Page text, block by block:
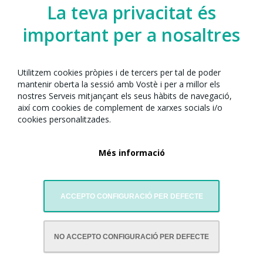
La teva privacitat és
important per a nosaltres
Utilitzem cookies pròpies i de tercers per tal de poder
mantenir oberta la sessió amb Vostè i per a millor els
nostres Serveis mitjançant els seus hàbits de navegació,
així com cookies de complement de xarxes socials i/o
cookies personalitzades.
Més informació
ACCEPTO CONFIGURACIÓ PER DEFECTE
NO ACCEPTO CONFIGURACIÓ PER DEFECTE
AMB LA COL·LABORACIÓ DE: